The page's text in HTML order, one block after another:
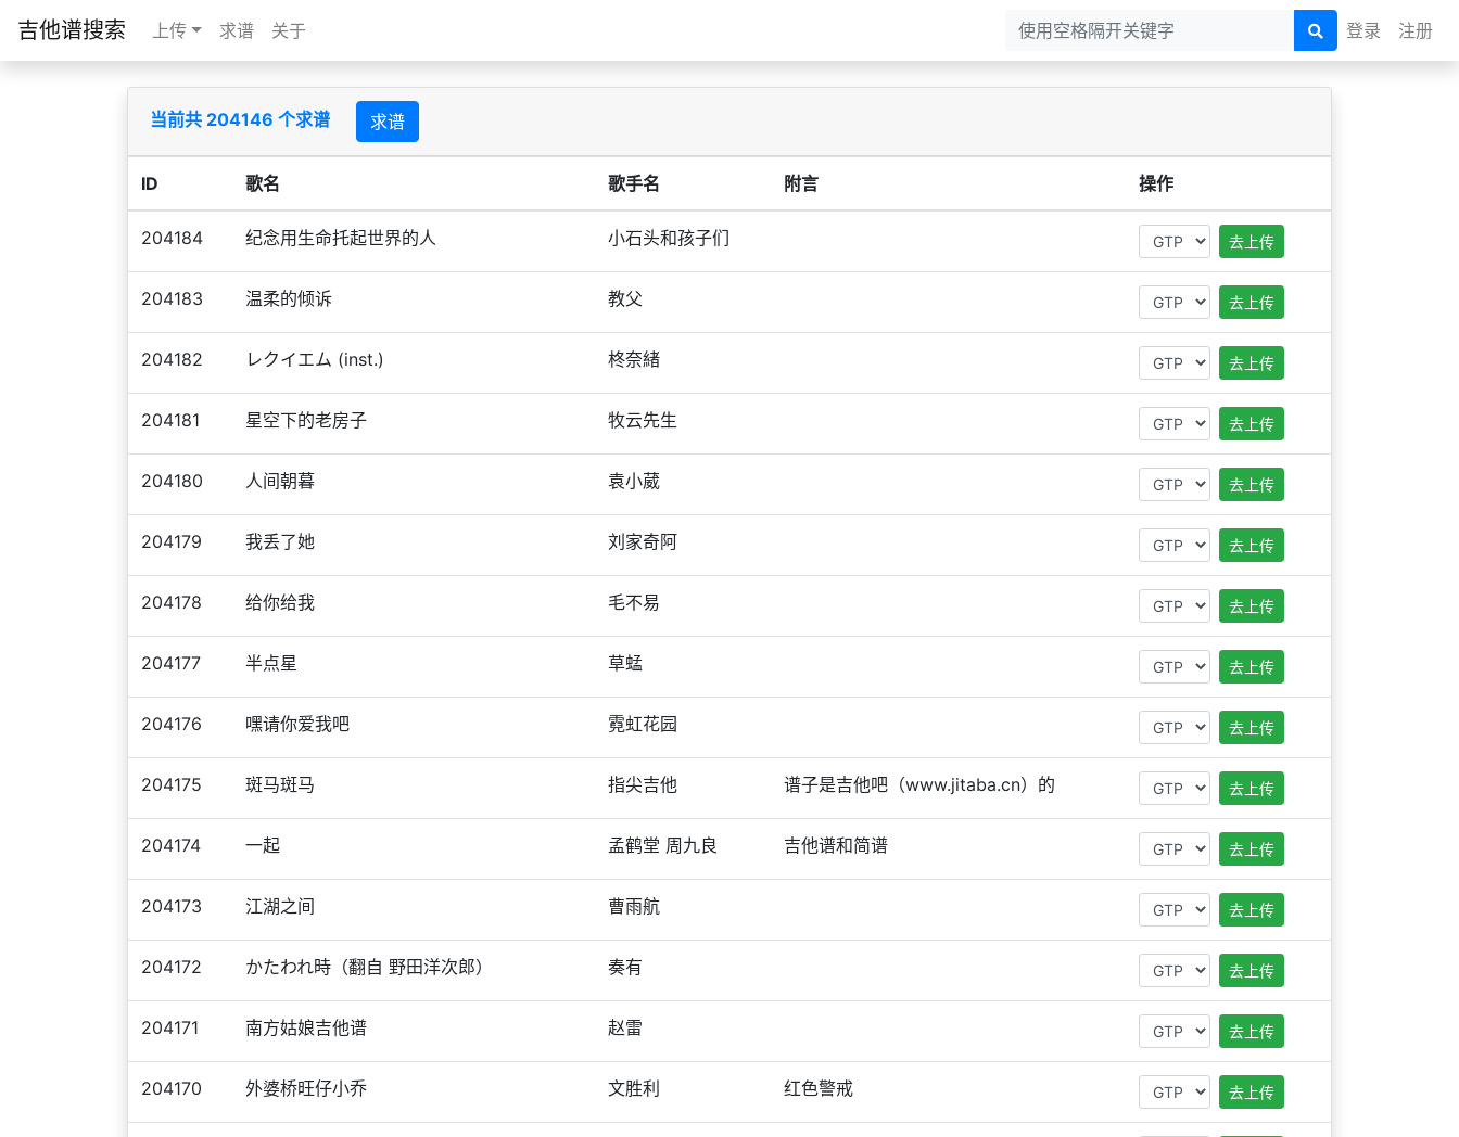
吉他谱搜索 上传 求谱 关于 登录 注册
当前共 204146 个求谱 求谱
ID 歌名 歌手名 附言 操作
204184 纪念用生命托起世界的人 小石头和孩子们 去上传
204183 温柔的倾诉 教父 去上传
204182 レクイエム (inst.) 柊奈緒 去上传
204181 星空下的老房子 牧云先生 去上传
204180 人间朝暮 袁小葳 去上传
204179 我丢了她 刘家奇阿 去上传
204178 给你给我 毛不易 去上传
204177 半点星 草蜢 去上传
204176 嘿请你爱我吧 霓虹花园 去上传
204175 斑马斑马 指尖吉他 谱子是吉他吧（www.jitaba.cn）的 去上传
204174 一起 孟鹤堂 周九良 吉他谱和简谱 去上传
204173 江湖之间 曹雨航 去上传
204172 かたわれ時（翻自 野田洋次郎） 奏有 去上传
204171 南方姑娘吉他谱 赵雷 去上传
204170 外婆桥旺仔小乔 文胜利 红色警戒 去上传